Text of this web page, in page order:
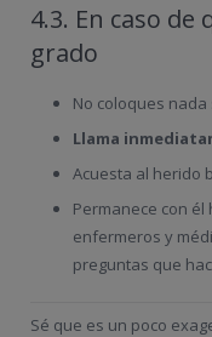
4.3. En caso
grado
No coloques
Llama
Acuesta al herido
Permanece con
enfermeros y
preguntas que
Sé que es un poco